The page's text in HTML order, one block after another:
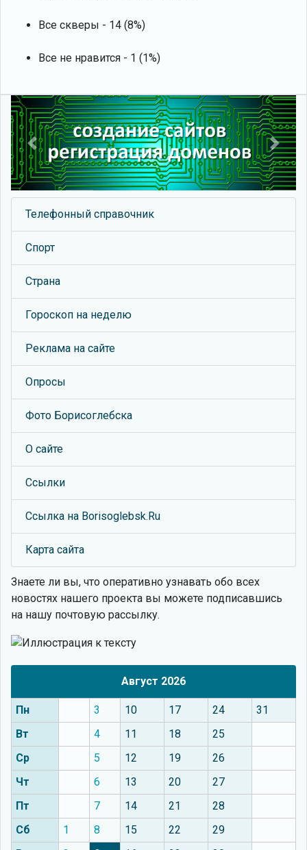
Все скверы - 14 (8%)
Все не нравится - 1 (1%)
Previous Next
Телефонный справочник
Спорт
Страна
Гороскоп на неделю
Реклама на сайте
Опросы
Фото Борисоглебска
О сайте
Ссылки
Ссылка на Borisoglebsk.Ru
Карта сайта
Знаете ли вы, что оперативно узнавать обо всех
новостях нашего проекта вы можете подписавшись
на нашу почтовую рассылку.
Август 2026
Пн 3 10 17 24
31
Вт
4 11 18
25
Ср
5 12 19
26
Чт
6 13 20
27
Пт
7 14 21
28
Сб
1 8 15 22
29